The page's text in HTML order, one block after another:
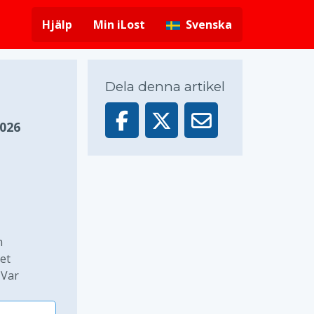
Hjälp Min iLost Svenska
Dela denna artikel